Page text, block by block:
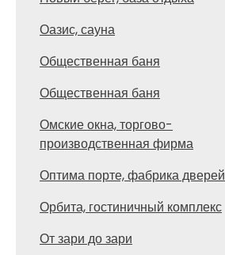
Оазис, сауна
Общественная баня
Общественная баня
Омские окна, торгово-
производственная фирма
Оптима порте, фабрика дверей
Орбита, гостиничный комплекс
От зари до зари